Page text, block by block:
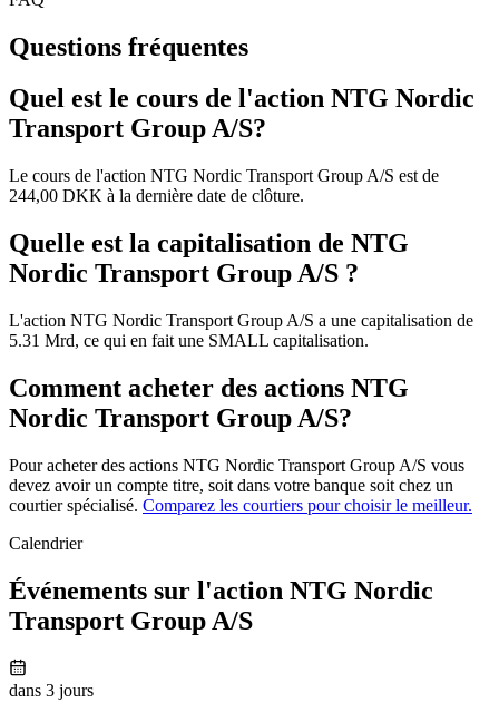
Questions fréquentes
Quel est le cours de l'action NTG Nordic
Transport Group A/S?
Le cours de l'action NTG Nordic Transport Group A/S est de
244,00 DKK à la dernière date de clôture.
Quelle est la capitalisation de NTG
Nordic Transport Group A/S ?
L'action NTG Nordic Transport Group A/S a une capitalisation de
5.31 Mrd, ce qui en fait une SMALL capitalisation.
Comment acheter des actions NTG
Nordic Transport Group A/S?
Pour acheter des actions NTG Nordic Transport Group A/S vous
devez avoir un compte titre, soit dans votre banque soit chez un
courtier spécialisé. Comparez les courtiers pour choisir le meilleur.
Calendrier
Événements sur l'action NTG Nordic
Transport Group A/S
dans 3 jours